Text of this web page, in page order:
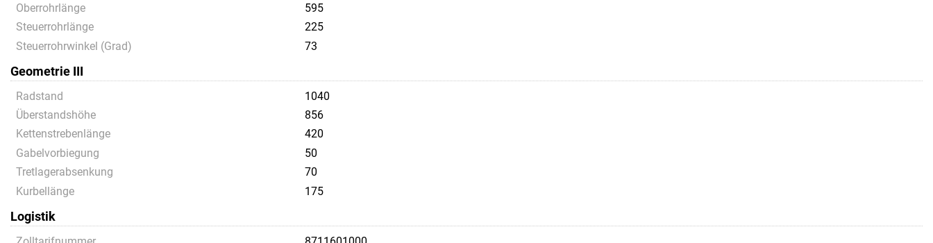
Oberrohrlänge
595
Steuerrohrlänge
225
Steuerrohrwinkel (Grad)
73
Geometrie III
Radstand
1040
Überstandshöhe
856
Kettenstrebenlänge
420
Gabelvorbiegung
50
Tretlagerabsenkung
70
Kurbellänge
175
Logistik